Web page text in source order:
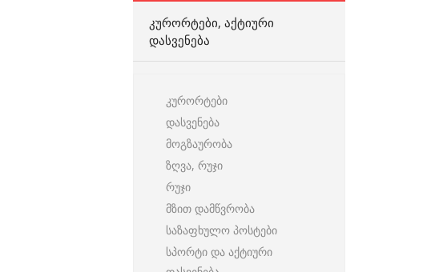
ᲙᲣᲠᲝᲠᲢᲔᲑᲘ, ᲐᲥᲢᲘᲣᲠᲘ
ᲓᲐᲡᲕᲔᲜᲔᲑᲐ
კურორტები
დასვენება
მოგზაურობა
ზღვა, რუჯი
რუჯი
მზით დამწვრობა
საზაფხულო პოსტები
სპორტი და აქტიური